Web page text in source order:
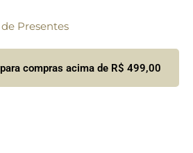
Presentes
compras acima de R$ 499,00